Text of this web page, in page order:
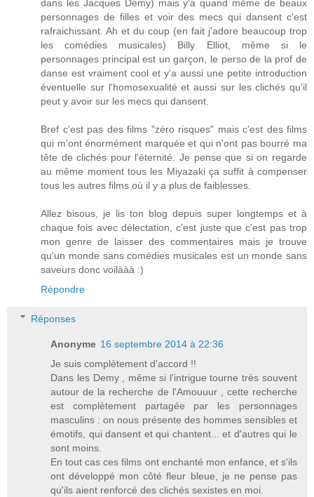
dans les Jacques Demy) mais y'a quand même de beaux
personnages de filles et voir des mecs qui dansent c'est
rafraichissant. Ah et du coup (en fait j'adore beaucoup trop
les comédies musicales) Billy Elliot, même si le
personnages principal est un garçon, le perso de la prof de
danse est vraiment cool et y'a aussi une petite introduction
éventuelle sur l'homosexualité et aussi sur les clichés qu'il
peut y avoir sur les mecs qui dansent.
Bref c'est pas des films "zéro risques" mais c'est des films
qui m'ont énormément marquée et qui n'ont pas bourré ma
tête de clichés pour l'éternité. Je pense que si on regarde
au même moment tous les Miyazaki ça suffit à compenser
tous les autres films où il y a plus de faiblesses.
Allez bisous, je lis ton blog depuis super longtemps et à
chaque fois avec délectation, c'est juste que c'est pas trop
mon genre de laisser des commentaires mais je trouve
qu'un monde sans comédies musicales est un monde sans
saveurs donc voilààà :)
Répondre
Réponses
Anonyme 16 septembre 2014 à 22:36
Je suis complètement d'accord !!
Dans les Demy , même si l'intrigue tourne très souvent
autour de la recherche de l'Amouuur , cette recherche
est complètement partagée par les personnages
masculins : on nous présente des hommes sensibles et
émotifs, qui dansent et qui chantent... et d'autres qui le
sont moins.
En tout cas ces films ont enchanté mon enfance, et s'ils
ont développé mon côté fleur bleue, je ne pense pas
qu'ils aient renforcé des clichés sexistes en moi.